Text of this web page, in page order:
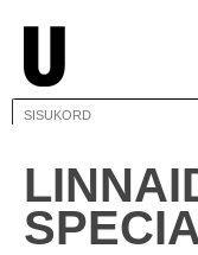
SISUKORD